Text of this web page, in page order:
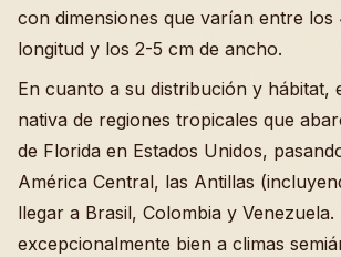
con dimensiones que varían entre los
longitud y los 2-5 cm de ancho.
En cuanto a su distribución y hábitat,
nativa de regiones tropicales que
de Florida en Estados Unidos,
América Central, las Antillas
llegar a Brasil, Colombia y Venezuela.
excepcionalmente bien a climas